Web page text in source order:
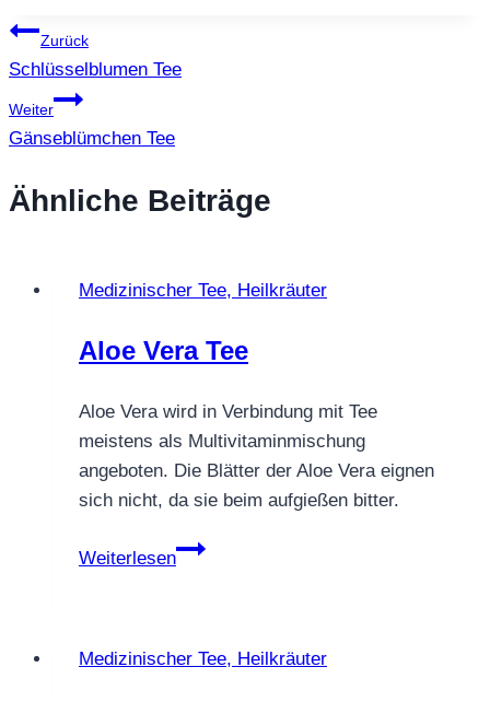
Beitragsnavigation
Zurück
Schlüsselblumen Tee
Weiter
Gänseblümchen Tee
Ähnliche Beiträge
Medizinischer Tee, Heilkräuter
Aloe Vera Tee
Aloe Vera wird in Verbindung mit Tee
meistens als Multivitaminmischung
angeboten. Die Blätter der Aloe Vera eignen
sich nicht, da sie beim aufgießen bitter.
Weiterlesen
Aloe
Medizinischer Tee, Heilkräuter